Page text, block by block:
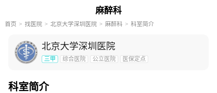
麻醉科
首页 找医院 北京大学深圳医院 麻醉科 科室简介
北京大学深圳医院
三甲 综合医院 公立医院 医保定点
科室简介